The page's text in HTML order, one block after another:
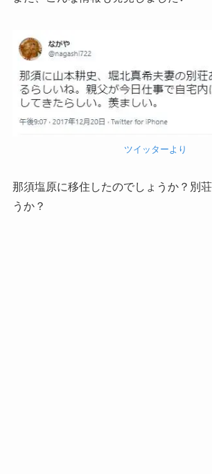
ツイッターより
那須塩原に移住したのでしょうか？別
うか？